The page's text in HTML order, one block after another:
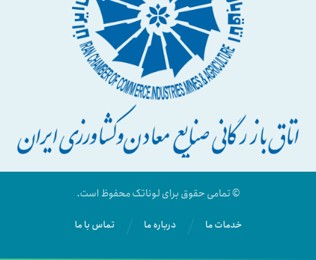
© تمامی حقوق برای لوناتک محفوظ است.
تماس با ما درباره ما خدمات ما